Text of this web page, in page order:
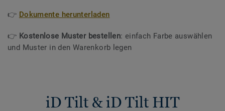
👉 Dokumente herunterladen
👉 Kostenlose Muster bestellen: einfach Farbe auswählen
und Muster in den Warenkorb legen
iD Tilt & iD Tilt HIT